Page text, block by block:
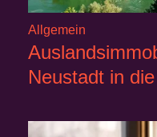
Allgemein
Neustadt in